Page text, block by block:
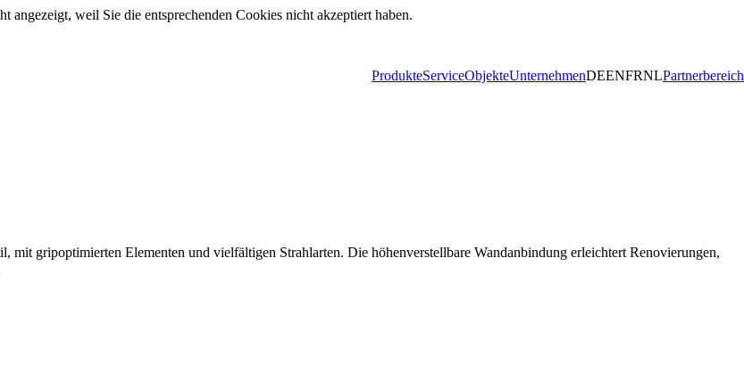
ProdukteServiceObjekteUnternehmenDEENFRNLPartnerbereich
angezeigt, weil Sie die entsprechenden Cookies nicht akzeptiert haben.
gripoptimierten Elementen und vielfältigen Strahlarten. Die höhenverstellbare Wandanbindung erleichtert Renovierungen,